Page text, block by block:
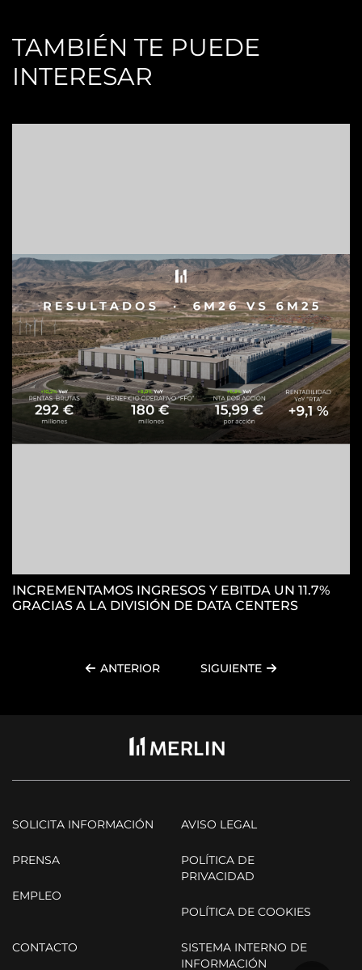
TAMBIÉN TE PUEDE
INTERESAR
INCREMENTAMOS INGRESOS Y EBITDA UN 11.7%
GRACIAS A LA DIVISIÓN DE DATA CENTERS
ANTERIOR SIGUIENTE
SOLICITA INFORMACIÓN
PRENSA
EMPLEO
AVISO LEGAL
POLÍTICA DE
PRIVACIDAD
POLÍTICA DE COOKIES
CONTACTO
SISTEMA INTERNO DE
INFORMACIÓN